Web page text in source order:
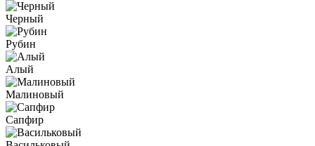
Черный
Рубин
Алый
Малиновый
Сапфир